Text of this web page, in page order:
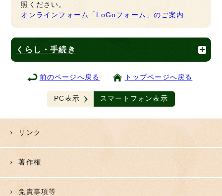
照ください。
オンラインフォーム「LoGoフォーム」のご案内
くらし・手続き
前のページへ戻る トップページへ戻る
PC表示 スマートフォン表示
リンク
著作権
免責事項等